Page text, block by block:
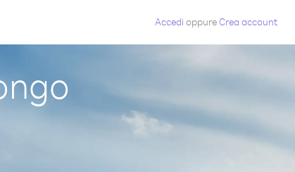
Accedi oppureCrea account